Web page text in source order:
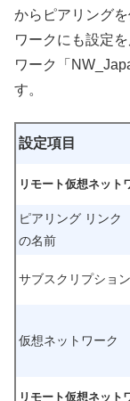
からピアリング
ワークにも設定
ワーク「
す。
設定項目
リモート仮想ネット
ピアリング リンク
の名前
サブスクリプション
仮想ネットワーク
リモート仮想ネット